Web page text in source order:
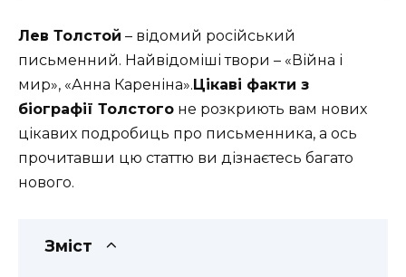
Лев Толстой – відомий російський
письменний. Найвідоміші твори – «Війна і
мир», «Анна Кареніна».Цікаві факти з
біографії Толстого не розкриють вам нових
цікавих подробиць про письменника, а ось
прочитавши цю статтю ви дізнаєтесь багато
нового.
Зміст